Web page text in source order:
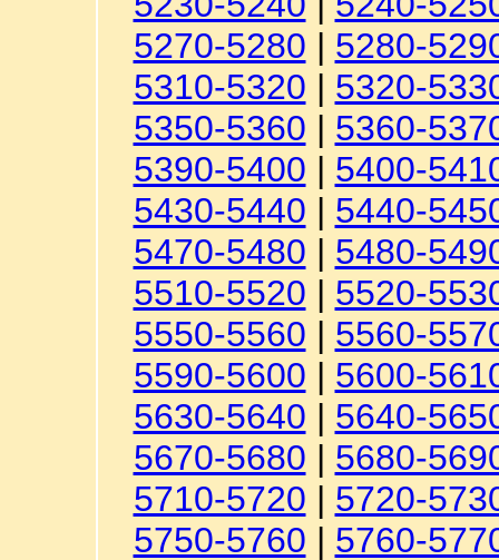
5270-5280 | 5280-
5310-5320 | 5320-
5350-5360 | 5360-
5390-5400 | 5400-
5430-5440 | 5440-
5470-5480 | 5480-
5510-5520 | 5520-
5550-5560 | 5560-
5590-5600 | 5600-
5630-5640 | 5640-
5670-5680 | 5680-
5710-5720 | 5720-
5750-5760 | 5760-